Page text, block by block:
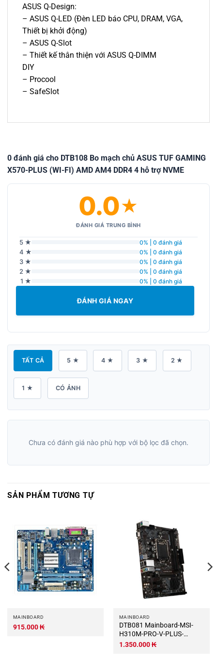
ASUS Q-Design:
– ASUS Q-LED (Đèn LED báo CPU, DRAM, VGA,
Thiết bị khởi động)
– ASUS Q-Slot
– Thiết kế thân thiện với ASUS Q-DIMM
DIY
– Procool
– SafeSlot
0 đánh giá cho DTB108 Bo mạch chủ ASUS TUF GAMING
X570-PLUS (WI-FI) AMD AM4 DDR4 4 hỗ trợ NVME
0.0★
ĐÁNH GIÁ TRUNG BÌNH
5 ★ 0% | 0 đánh giá
4 ★ 0% | 0 đánh giá
3 ★ 0% | 0 đánh giá
2 ★ 0% | 0 đánh giá
1 ★ 0% | 0 đánh giá
ĐÁNH GIÁ NGAY
TẤT CẢ 5 ★ 4 ★ 3 ★ 2 ★
1 ★ CÓ ẢNH
Chưa có đánh giá nào phù hợp với bộ lọc đã chọn.
SẢN PHẨM TƯƠNG TỰ
MAINBOARD
915.000₭
MAINBOARD
DTB081 Mainboard-MSI-
H310M-PRO-V-PLUS-
DTB081
1.350.000₭